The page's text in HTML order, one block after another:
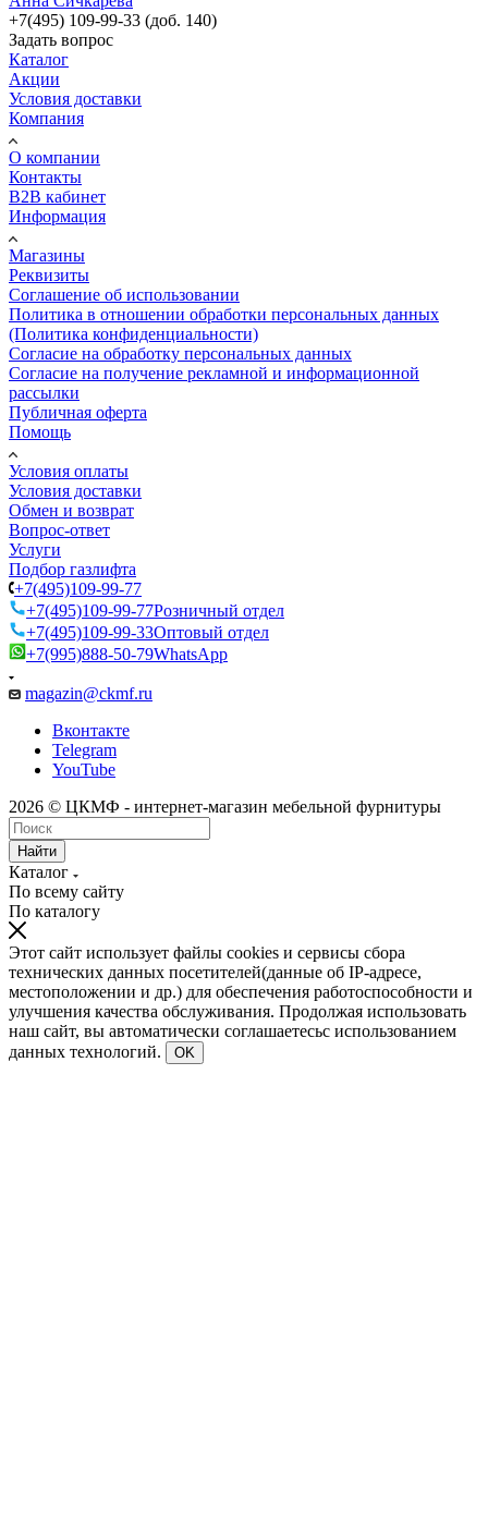
+7(495) 109-99-33 (доб. 140)
Задать вопрос
Каталог
Акции
Условия доставки
Компания
О компании
Контакты
B2B кабинет
Информация
Магазины
Реквизиты
Соглашение об использовании
Политика в отношении обработки персональных данных
(Политика конфиденциальности)
Согласие на обработку персональных данных
Согласие на получение рекламной и информационной
рассылки
Публичная оферта
Помощь
Условия оплаты
Условия доставки
Обмен и возврат
Вопрос-ответ
Услуги
Подбор газлифта
+7(495)109-99-77
+7(495)109-99-77Розничный отдел
+7(495)109-99-33Оптовый отдел
+7(995)888-50-79WhatsApp
magazin@ckmf.ru
Вконтакте
Telegram
YouTube
2026 © ЦКМФ - интернет-магазин мебельной фурнитуры
Найти
Каталог
По всему сайту
По каталогу
Этот сайт использует файлы cookies и сервисы сбора
технических данных посетителей(данные об IP-адресе,
местоположении и др.) для обеспечения работоспособности и
улучшения качества обслуживания. Продолжая использовать
наш сайт, вы автоматически соглашаетесьс использованием
данных технологий.
OK